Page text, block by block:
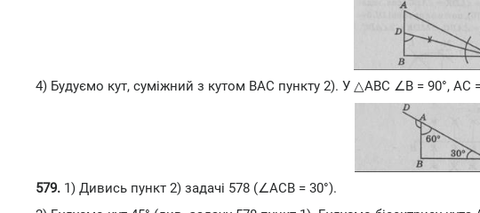
4) Будуємо кут, суміжний з кутом ВАС пункту 2). У △АВС ∠В = 90°, АС
579. 1) Дивись пункт 2) задачі 578 (∠АСВ = 30°).